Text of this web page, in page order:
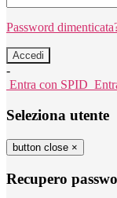
Password
-
Entra con SPID
Seleziona utente
button close ×
Recupero